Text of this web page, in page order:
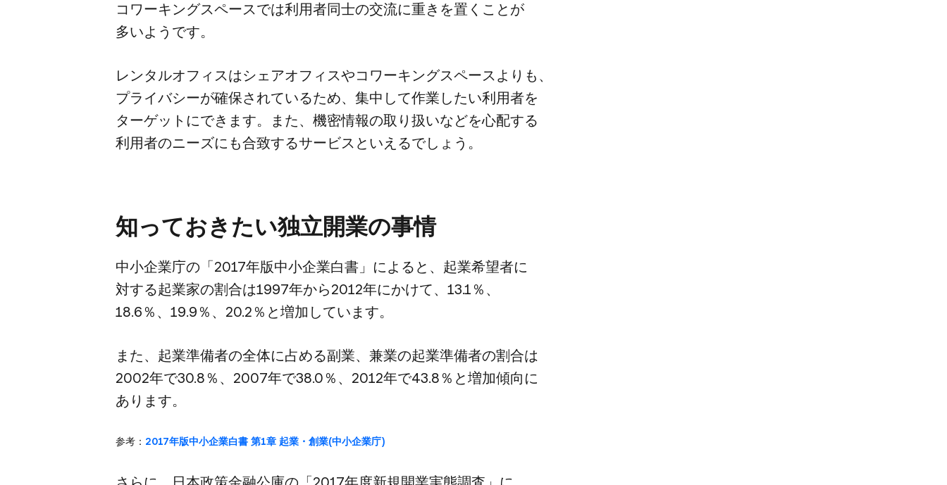
コワーキングスペースでは​利用者同士の​交流に​重きを​置く​ことが​
多いようです。
レンタルオフィスは​シェアオフィスや​コワーキングスペースよりも、​
プライバシーが​確保されている​ため、​集中して​作業したい​利用者を​
ターゲットに​できます。​また、​機密情報の​取り扱いなどを​心配する​
利用者の​ニーズにも​合致する​サービスと​いえるでしょう。
知って​おきたい​独立開業の​事情
中​小企業庁の​「2017年版中​小企業白書」に​よると、​起業希望者に​
対する​起業家の​割合は​1997年から​2012年に​かけて、​13.1％、​
18.6％、​19.9％、​20.2％と​増加しています。
また、​起業準備者の​全体に​占める​副業、​兼業の​起業準備者の​割合は​
2002年で​30.8％、​2007年で​38.0％、​2012年で​43.8％と​増加傾向に​
あります。
参考： 2017年版中​小企業白書 第1章 起業・創業(中​小企業庁)